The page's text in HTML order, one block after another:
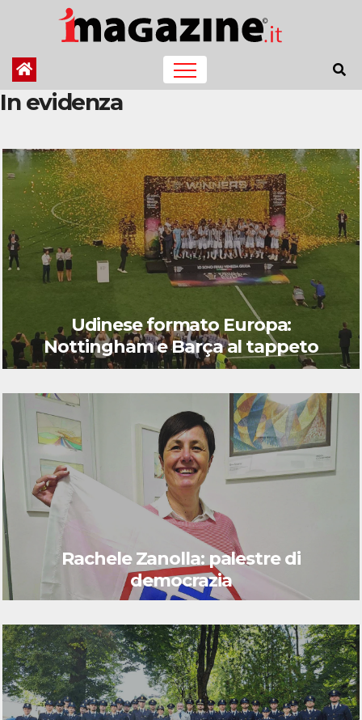
In evidenza
Udinese formato Europa:
Nottingham e Barça al tappeto
Rachele Zanolla: palestre di
democrazia